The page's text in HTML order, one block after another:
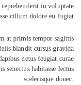
in voluptate
cillum dolore eu fugiat
at primis tempor sagittis
blandit cursus gravida
netus feugiat curae
habitasse lectus
scelerisque donec.